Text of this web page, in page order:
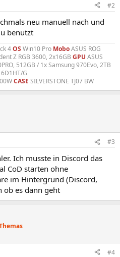
#2
neu manuell nach und
benutzt
4OS Win10 Pro MoboASUS ROG
Z RGB 3600, 2x16GB GPU ASUS
512GB / 1x Samsung 970Evo, 2TB
G
CASE SILVERSTONE TJ07 BW
#3
Ich musste in Discord das
CoD starten ohne
im Hintergrund (Discord,
ob es dann geht
#4